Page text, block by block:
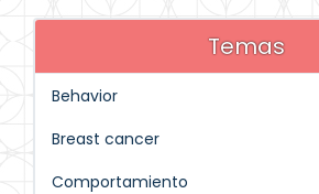
Temas
Behavior
Breast cancer
Comportamiento